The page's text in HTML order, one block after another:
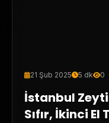
21 Şub 2025 5 dk 0
İstanbul
Sıfır, İkinci